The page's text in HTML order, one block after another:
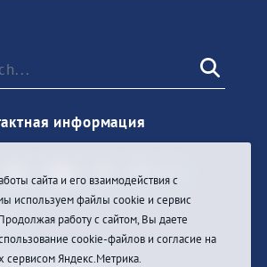
информация
In
сайта и его взаимодействия с
используем файлы cookie и сервис
работу с сайтом, Вы даете
cookie-файлов и согласие на
сервисом Яндекс.Метрика.